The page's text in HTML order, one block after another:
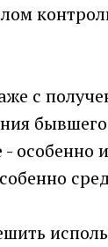
с
особенно